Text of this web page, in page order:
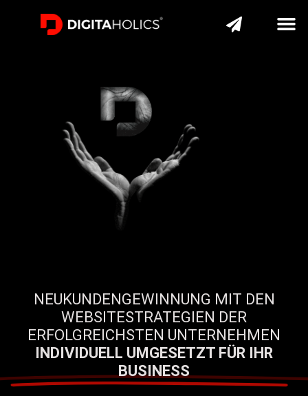
NEUKUNDENGEWINNUNG MIT DEN
WEBSITESTRATEGIEN DER
ERFOLGREICHSTEN UNTERNEHMEN
INDIVIDUELL UMGESETZT FÜR IHR
BUSINESS